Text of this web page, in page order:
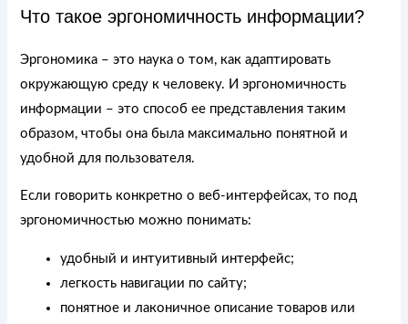
Что такое эргономичность информации?
Эргономика – это наука о том, как адаптировать
окружающую среду к человеку. И эргономичность
информации – это способ ее представления таким
образом, чтобы она была максимально понятной и
удобной для пользователя.
Если говорить конкретно о веб-интерфейсах, то под
эргономичностью можно понимать:
удобный и интуитивный интерфейс;
легкость навигации по сайту;
понятное и лаконичное описание товаров или